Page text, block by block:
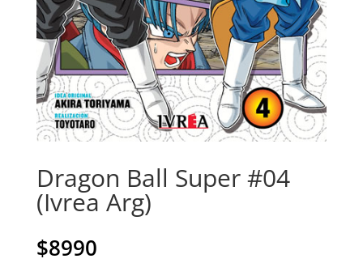
Dragon Ball Super #04
(Ivrea Arg)
$8990